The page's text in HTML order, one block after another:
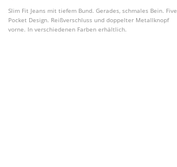
Slim Fit Jeans mit tiefem Bund. Gerades, schmales Bein. Five
Pocket Design. Reißverschluss und doppelter Metallknopf
vorne. In verschiedenen Farben erhältlich.